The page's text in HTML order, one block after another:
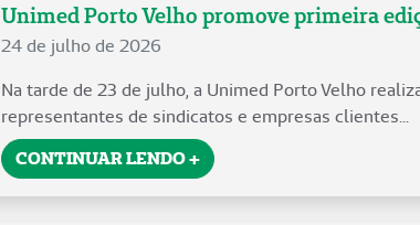
Unimed Porto Velho promove primeira
24 de julho de 2026
Na tarde de 23 de julho, a Unimed Porto Velho
representantes de sindicatos e empresas clientes...
CONTINUAR LENDO +